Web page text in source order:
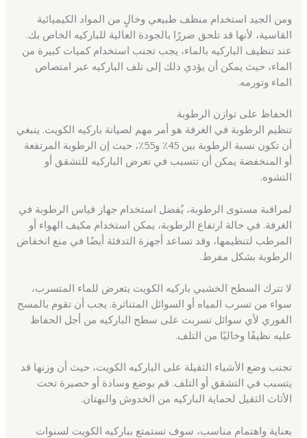
ومن الجيد استخدام منظف طبيعي وخالٍ من المواد الكيميائية
القاسية، لأنها قد تلحق ضررًا بالجودة العالية للباركيه الخاص بك.
عند تنظيف الباركيه بالماء، يجب تجنب استخدام كميات كبيرة من
الماء، حيث يمكن أن يؤدي ذلك إلى تلف الباركيه عبر امتصاص
الماء وتورمه.
الحفاظ على توازن الرطوبة
تنظيم الرطوبة في الغرفة هو أمر مهم لصيانة باركيه الكويت. ينبغي
أن تكون نسبة الرطوبة بين 45٪ و55٪، حيث إن الرطوبة المرتفعة
أو المنخفضة يمكن أن تتسبب في تعرض الباركيه للتشقق أو
التشوه.
لمراقبة مستوى الرطوبة، يُفضل استخدام جهاز قياس الرطوبة في
الغرفة. في حالة ارتفاع الرطوبة، يمكن استخدام مكيف الهواء أو
المرطب لتنظيمها، وقد تساعد أجهزة التدفئة أيضًا في منع انخفاض
الرطوبة بشكل مفرط.
لا تترك السطح الخشبي باركيه الكويت يتعرض للماء المتسرب،
سواء من تسرب المياه أو السوائل المتناثرة. يجب أن تقوم بالمسح
الفوري لأي سوائل تسربت على سطح الباركيه من أجل الحفاظ
عليه نظيفًا وخاليًا من التلف.
تجنب وضع الأشياء الثقيلة على الباركيه الكويت، حيث أن وزنها قد
يتسبب في التشقق أو التلف. قم بوضع وسادة أو حصيرة تحت
الأثاث الثقيل لحماية الباركيه من الخدوش والبهتان.
بعناية واهتمام مناسب، سوف تستمتع بباركيه الكويت لسنوات